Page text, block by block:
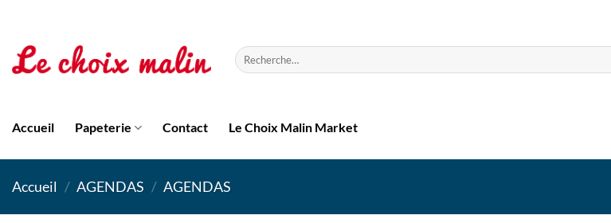
contenu
Recherche
pour :
Accueil Papeterie Contact Le Choix Malin Market
Accueil / AGENDAS / AGENDAS